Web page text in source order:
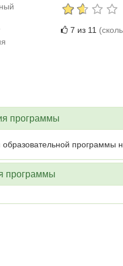
7 из 11
программы
образовательной программы
программы